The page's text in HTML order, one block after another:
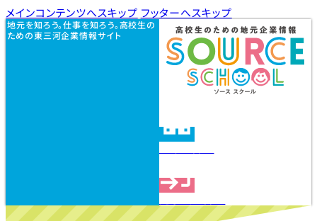
メインコンテンツへスキップ フッターへスキップ
地元を知ろう。仕事を知ろう。高校生の
ための東三河企業情報サイト